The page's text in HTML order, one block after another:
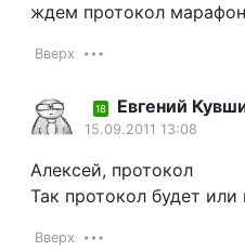
ждем протокол
Вверх
18 Евгений
15.09.2011 13:08
Алексей, протокол
Так протокол будет или
Вверх